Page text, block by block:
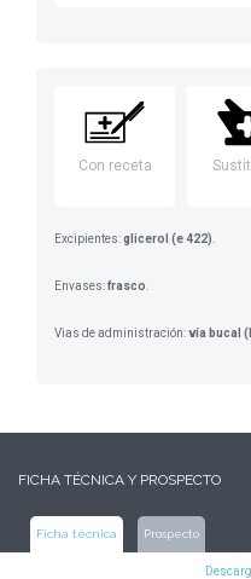
Con receta
Excipientes:glicerol (e 422)
Envases:frasco
Vias de administración:vía bucal
FICHA TÉCNICA Y PROSPECTO
Ficha técnica Prospecto